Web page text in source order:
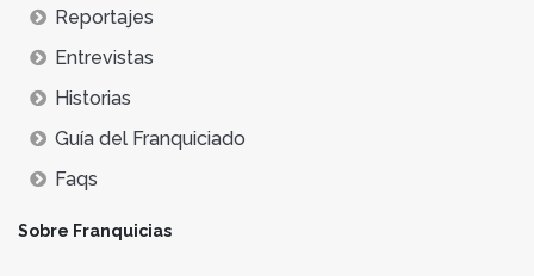
Reportajes
Entrevistas
Historias
Guía del Franquiciado
Faqs
Sobre Franquicias